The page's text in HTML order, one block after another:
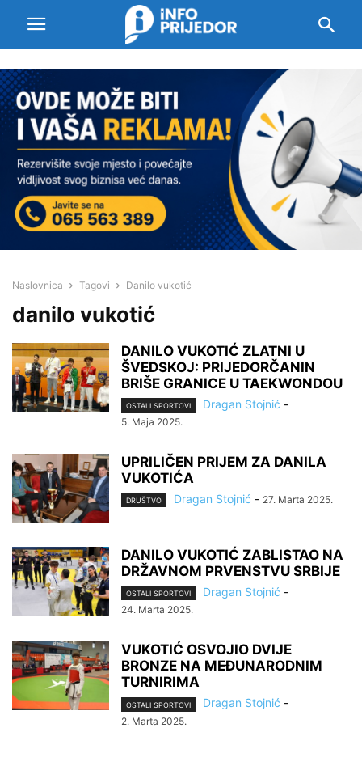
Naslovnica Tagovi Danilo vukotić
danilo vukotić
DANILO VUKOTIĆ ZLATNI U
ŠVEDSKOJ: PRIJEDORČANIN
BRIŠE GRANICE U TAEKWONDOU
OSTALI SPORTOVI Dragan Stojnić -
5. Maja 2025.
UPRILIČEN PRIJEM ZA DANILA
VUKOTIĆA
DRUŠTVO Dragan Stojnić - 27. Marta 2025.
DANILO VUKOTIĆ ZABLISTAO NA
DRŽAVNOM PRVENSTVU SRBIJE
OSTALI SPORTOVI Dragan Stojnić -
24. Marta 2025.
VUKOTIĆ OSVOJIO DVIJE
BRONZE NA MEĐUNARODNIM
TURNIRIMA
OSTALI SPORTOVI Dragan Stojnić -
2. Marta 2025.